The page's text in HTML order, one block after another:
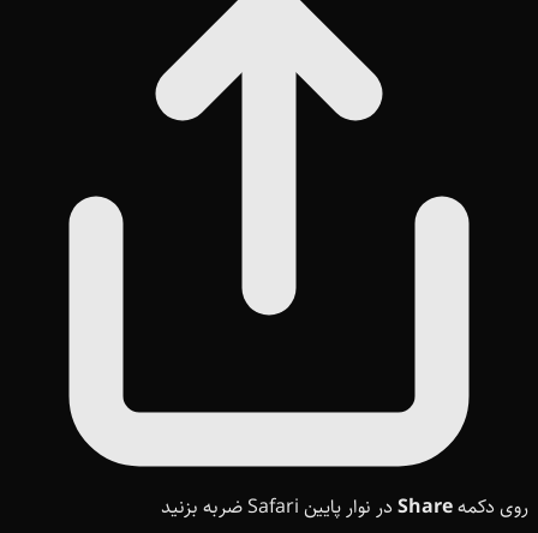
روی دکمهShare در نوار پایین Safari ضربه بزنید